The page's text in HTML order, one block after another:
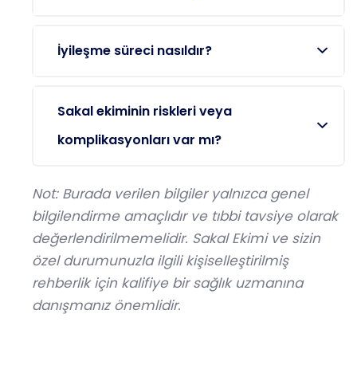
İyileşme süreci nasıldır?
Sakal ekiminin riskleri veya
komplikasyonları var mı?
Not: Burada verilen bilgiler yalnızca genel
bilgilendirme amaçlıdır ve tıbbi tavsiye olarak
değerlendirilmemelidir. Sakal Ekimi ve sizin
özel durumunuzla ilgili kişiselleştirilmiş
rehberlik için kalifiye bir sağlık uzmanına
danışmanız önemlidir.